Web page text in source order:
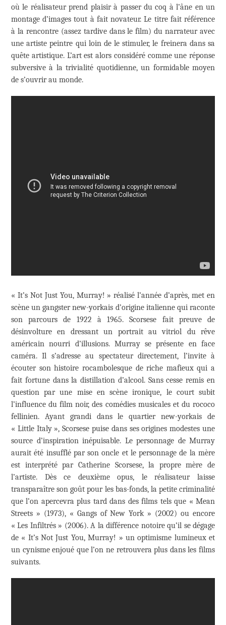
où le réalisateur prend plaisir à passer du coq à l’âne en un
montage d’images tout à fait novateur. Le titre fait référence
à la rencontre (assez tardive dans le film) du narrateur avec
une artiste peintre qui loin de le stimuler, le freinera dans sa
quête artistique. L’art est alors considéré comme une réponse
subversive à la trivialité quotidienne, un formidable moyen
de s’ouvrir au monde.
« It’s Not Just You, Murray! » réalisé l’année d’après, met en
scène un gangster new-yorkais d’origine italienne qui raconte
son parcours de 1922 à 1965. Scorsese fait preuve de
désinvolture en dressant un portrait au vitriol du rêve
américain nourri d’illusions. Murray se présente en face
caméra. Il s’adresse au spectateur directement, l’invite à
écouter son histoire rocambolesque de riche mafieux qui a
fait fortune dans la distillation d’alcool. Sans cesse remis en
question par une mise en scène ironique, le court subit
l’influence du film noir, des comédies musicales et du rococo
fellinien. Ayant grandi dans le quartier new-yorkais de
« Little Italy », Scorsese puise dans ses origines modestes une
source d’inspiration inépuisable. Le personnage de Murray
aurait été insufflé par son oncle et le personnage de la mère
est interprété par Catherine Scorsese, la propre mère de
l’artiste. Dès ce deuxième opus, le réalisateur laisse
transparaître son goût pour les bas-fonds, la petite criminalité
que l’on apercevra plus tard dans des films tels que « Mean
Streets » (1973), « Gangs of New York » (2002) ou encore
« Les Infiltrés » (2006). A la différence notoire qu’il se dégage
de « It’s Not Just You, Murray! » un optimisme lumineux et
un cynisme enjoué que l’on ne retrouvera plus dans les films
suivants.